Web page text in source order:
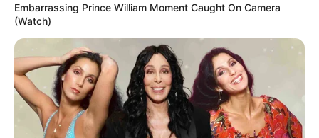
Embarrassing Prince William Moment Caught On Camera
(Watch)